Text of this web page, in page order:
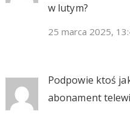
w lutym?
25 marca 2025,
Podpowie ktoś
abonament